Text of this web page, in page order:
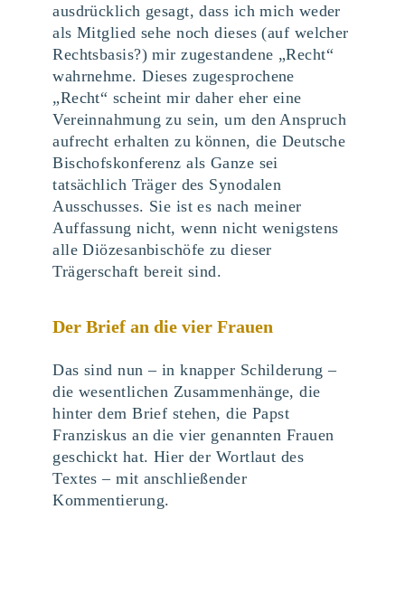
ausdrücklich gesagt, dass ich mich weder
als Mitglied sehe noch dieses (auf welcher
Rechtsbasis?) mir zugestandene „Recht“
wahrnehme. Dieses zugesprochene
„Recht“ scheint mir daher eher eine
Vereinnahmung zu sein, um den Anspruch
aufrecht erhalten zu können, die Deutsche
Bischofskonferenz als Ganze sei
tatsächlich Träger des Synodalen
Ausschusses. Sie ist es nach meiner
Auffassung nicht, wenn nicht wenigstens
alle Diözesanbischöfe zu dieser
Trägerschaft bereit sind.
Der Brief an die vier Frauen
Das sind nun – in knapper Schilderung –
die wesentlichen Zusammenhänge, die
hinter dem Brief stehen, die Papst
Franziskus an die vier genannten Frauen
geschickt hat. Hier der Wortlaut des
Textes – mit anschließender
Kommentierung.